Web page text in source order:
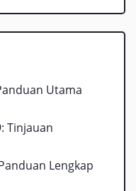
Utama
Tinjauan
Lengkap